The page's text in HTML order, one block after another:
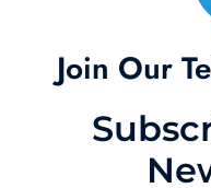
Join Our